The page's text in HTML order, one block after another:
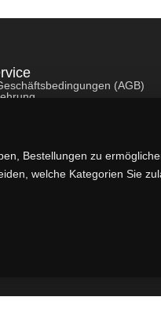
(AGB)
Bestellungen zu
welche Kategorien Sie